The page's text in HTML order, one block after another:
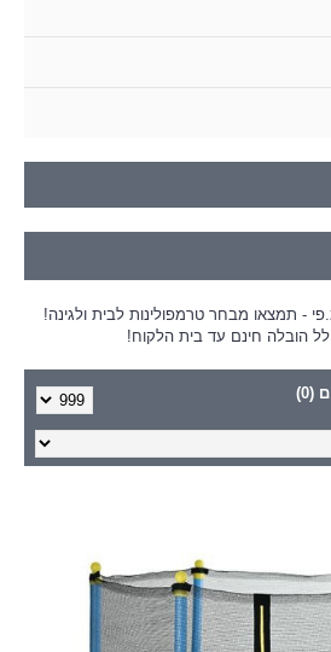
- תמצאו מבחר טרמפולינות לבית ולגינה!
הובלה חינם עד בית הלקוח!
(0)